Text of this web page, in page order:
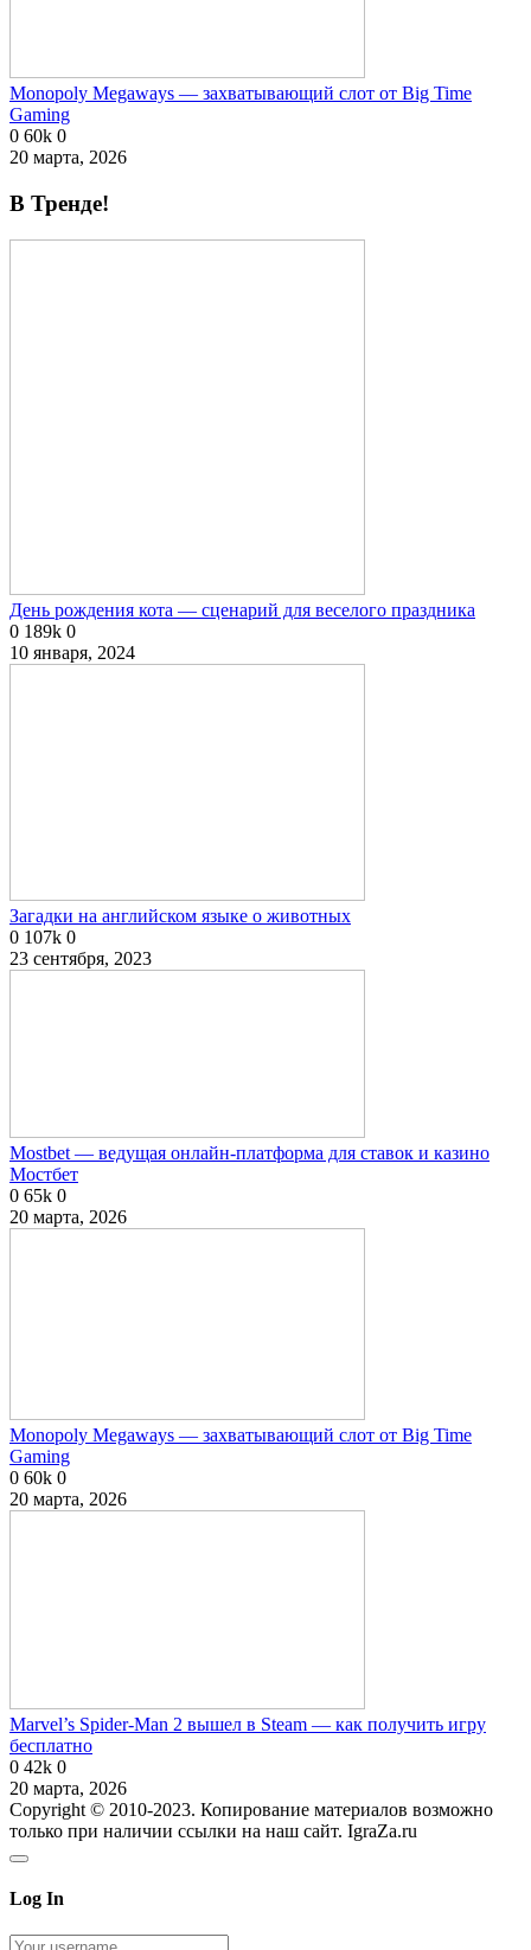
Monopoly Megaways — захватывающий слот от Big Time
Gaming
0 60k 0
20 марта, 2026
В Тренде!
День рождения кота — сценарий для веселого праздника
0 189k 0
10 января, 2024
Загадки на английском языке о животных
0 107k 0
23 сентября, 2023
Mostbet — ведущая онлайн-платформа для ставок и казино
Мостбет
0 65k 0
20 марта, 2026
Monopoly Megaways — захватывающий слот от Big Time
Gaming
0 60k 0
20 марта, 2026
Marvel’s Spider-Man 2 вышел в Steam — как получить игру
бесплатно
0 42k 0
20 марта, 2026
Copyright © 2010-2023. Копирование материалов возможно
только при наличии ссылки на наш сайт. IgraZa.ru
Log In